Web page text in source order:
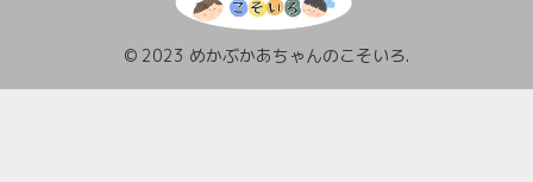
© 2023 めかぶかあちゃんのこそいろ.